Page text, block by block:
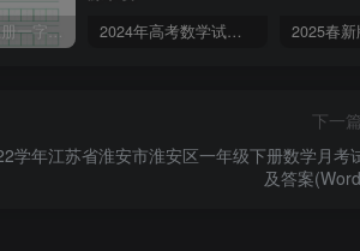
三年级语文上册一字三描红写字表字帖 2024年高考数学试卷（文）（全国甲卷）（空白卷）
下一篇
学年江苏省淮安市淮安区一年级下册数学月考
及答案